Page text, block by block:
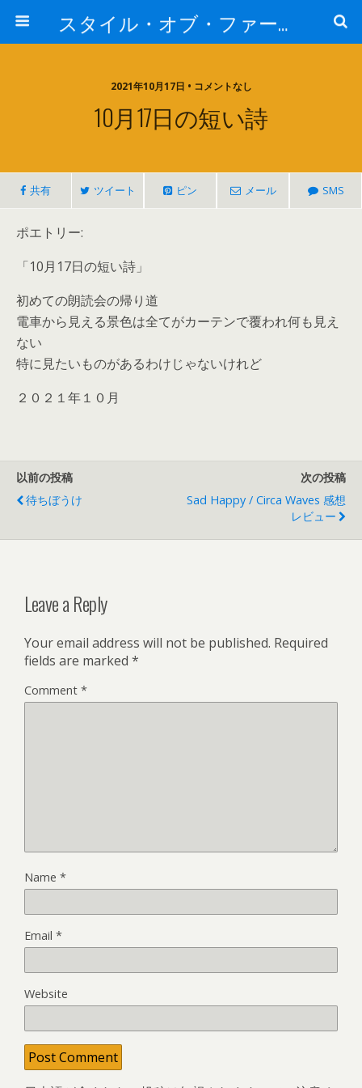
スタイル・オブ・ファー・イースト
2021年10月17日 • コメントなし
10月17日の短い詩
共有 ツイート ピン メール SMS
ポエトリー:
「10月17日の短い詩」
初めての朗読会の帰り道
電車から見える景色は全てがカーテンで覆われ何も見え
ない
特に見たいものがあるわけじゃないけれど
２０２１年１０月
以前の投稿
待ちぼうけ
次の投稿
Sad Happy / Circa Waves 感想
レビュー
Leave a Reply
Your email address will not be published. Required
fields are marked *
Comment *
Name *
Email *
Website